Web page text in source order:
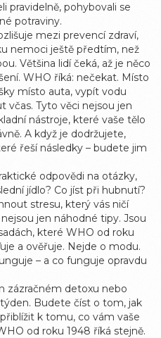
pravidelně, pohybovali se
potraviny.
mezi prevencí zdraví,
nemoci ještě předtím, než
Většina lidí čeká, až je něco
WHO říká: nečekat. Místo
místo auta, vypít vodu
včas. Tyto věci nejsou jen
nástroje, které vaše tělo
A když je dodržujete,
řeší následky – budete jim
odpovědi na otázky,
jídlo? Co jíst při hubnutí?
stresu, který vás ničí
jen náhodné tipy. Jsou
které WHO od roku
a ověřuje. Nejde o modu.
– a co funguje opravdu
zázračném detoxu nebo
Budete číst o tom, jak
k tomu, co vám vaše
od roku 1948 říká stejně.